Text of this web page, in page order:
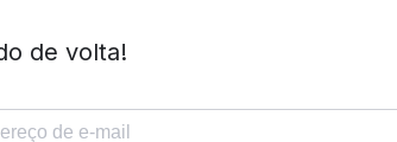
de volta!